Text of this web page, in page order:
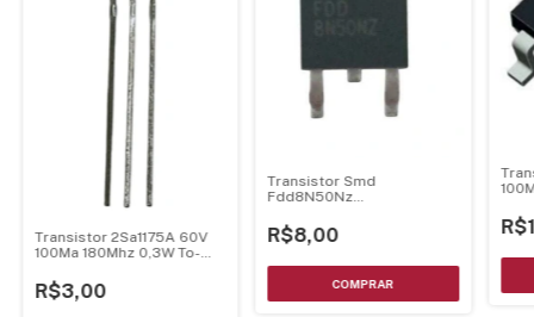
Transistor 2Sa1175A 60V
100Ma 180Mhz 0,3W To-
R$3,00
Transistor Smd
Fdd8N50Nz
Protencao To252
R$8,00